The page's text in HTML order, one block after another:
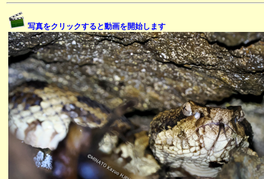
写真をクリックすると動画を開始します